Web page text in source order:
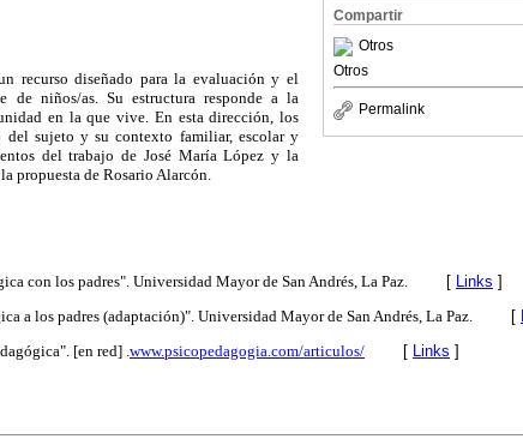
Compartir
Otros
Otros
Permalink
recurso diseñado para la evaluación y el
de niños/as. Su estructura responde a la
en la que vive. En esta dirección, los
del sujeto y su contexto familiar, escolar y
del trabajo de José María López y la
propuesta de Rosario Alarcón.
con los padres". Universidad Mayor de San Andrés, La Paz. [ Links ]
a los padres (adaptación)". Universidad Mayor de San Andrés, La Paz.
[
[en red] .www.psicopedagogia.com/articulos/ [ Links ]